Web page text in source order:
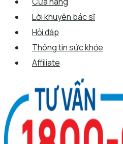
Lời khuyên bác sĩ
Hỏi đáp
Thông tin sức khỏe
Affiliate